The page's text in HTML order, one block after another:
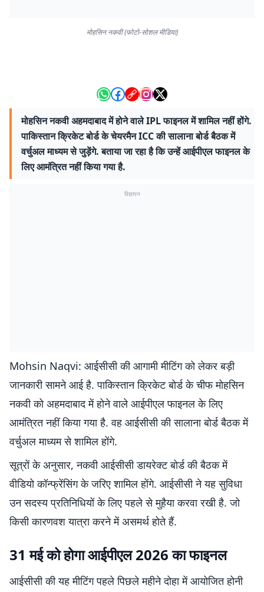
मोहसिन नकवी (फोटो-सोशल मीडिया)
मोहसिन नकवी अहमदाबाद में होने वाले IPL फाइनल में शामिल नहीं होंगे.
पाकिस्तान क्रिकेट बोर्ड के चेयरमैन ICC की सालाना बोर्ड बैठक में
वर्चुअल माध्यम से जुड़ेंगे. बताया जा रहा है कि उन्हें आईपीएल फाइनल के
लिए आमंत्रित नहीं किया गया है.
विज्ञापन
Mohsin Naqvi: आईसीसी की आगामी मीटिंग को लेकर बड़ी
जानकारी सामने आई है. पाकिस्तान क्रिकेट बोर्ड के चीफ मोहसिन
नकवी को अहमदाबाद में होने वाले आईपीएल फाइनल के लिए
आमंत्रित नहीं किया गया है. वह आईसीसी की सालाना बोर्ड बैठक में
वर्चुअल माध्यम से शामिल होंगे.
सूत्रों के अनुसार, नकवी आईसीसी डायरेक्ट बोर्ड की बैठक में
वीडियो कॉन्फ्रेंसिंग के जरिए शामिल होंगे. आईसीसी ने यह सुविधा
उन सदस्य प्रतिनिधियों के लिए पहले से मुहैया करवा रखी है. जो
किसी कारणवश यात्रा करने में असमर्थ होते हैं.
31 मई को होगा आईपीएल 2026 का फाइनल
आईसीसी की यह मीटिंग पहले पिछले महीने दोहा में आयोजित होनी